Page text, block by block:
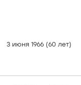
3 июня 1966 (60 лет)